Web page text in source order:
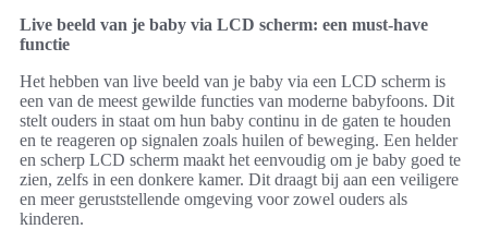
Live beeld van je baby via LCD scherm: een must-have
functie
Het hebben van live beeld van je baby via een LCD scherm is
een van de meest gewilde functies van moderne babyfoons. Dit
stelt ouders in staat om hun baby continu in de gaten te houden
en te reageren op signalen zoals huilen of beweging. Een helder
en scherp LCD scherm maakt het eenvoudig om je baby goed te
zien, zelfs in een donkere kamer. Dit draagt bij aan een veiligere
en meer geruststellende omgeving voor zowel ouders als
kinderen.